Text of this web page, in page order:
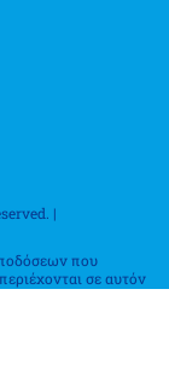
|
που
σε αυτόν